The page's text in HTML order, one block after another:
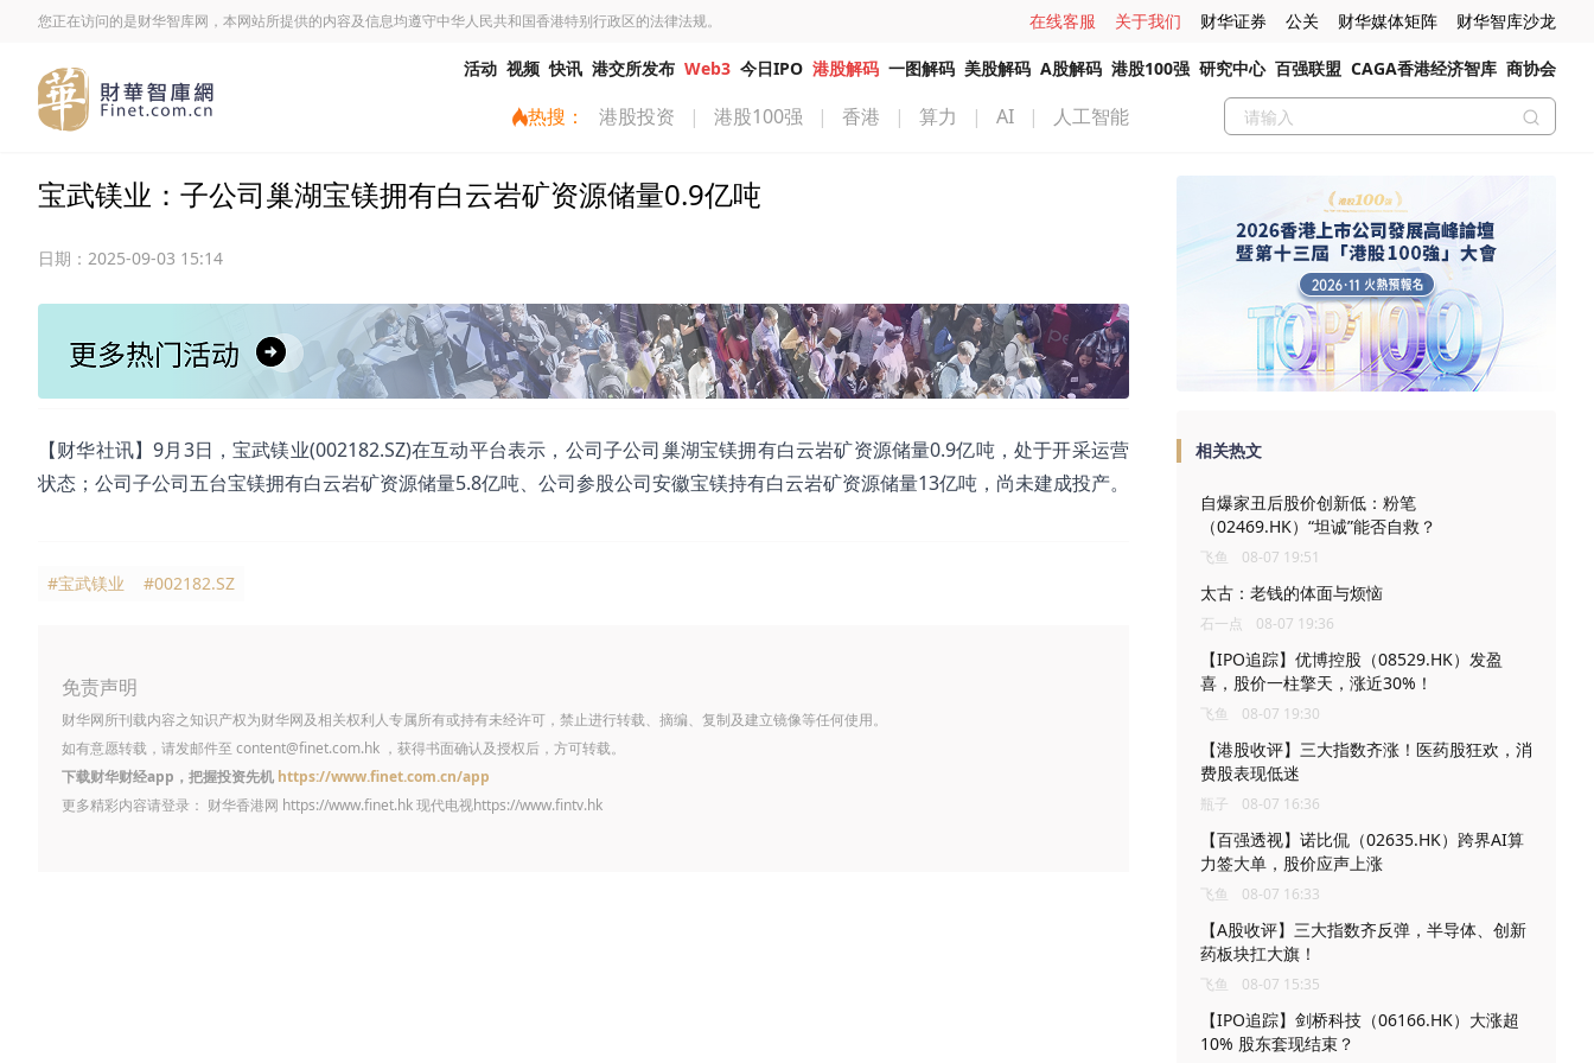
您正在访问的是财华智库网，本网站所提供的内容及信息均遵守中华人民共和国香港特别行政区的法律法规。 在线客服 关于我们 财华证券 公关 财华媒体矩阵 财华智库沙龙
活动 视频 快讯 港交所发布 Web3 今日IPO 港股解码 一图解码 美股解码 A股解码 港股100强 研究中心 百强联盟 CAGA香港经济智库 商协会
热搜： 港股投资 | 港股100强 | 香港 | 算力 | AI | 人工智能
宝武镁业：子公司巢湖宝镁拥有白云岩矿资源储量0.9亿吨
日期： 2025-09-03 15:14
【财华社讯】9月3日，宝武镁业(002182.SZ)在互动平台表示，公司子公司巢湖宝镁拥有白云岩矿资源储量0.9亿吨，处于开采运营
状态；公司子公司五台宝镁拥有白云岩矿资源储量5.8亿吨、公司参股公司安徽宝镁持有白云岩矿资源储量13亿吨，尚未建成投产。
#宝武镁业 #002182.SZ
免责声明
财华网所刊载内容之知识产权为财华网及相关权利人专属所有或持有未经许可，禁止进行转载、摘编、复制及建立镜像等任何使用。
如有意愿转载，请发邮件至 content@finet.com.hk ，获得书面确认及授权后，方可转载。
下载财华财经app，把握投资先机 https://www.finet.com.cn/app
更多精彩内容请登录： 财华香港网 https://www.finet.hk现代电视https://www.fintv.hk
相关热文
自爆家丑后股价创新低：粉笔
（02469.HK）“坦诚”能否自救？
飞鱼 08-07 19:51
太古：老钱的体面与烦恼
石一点 08-07 19:36
【IPO追踪】优博控股（08529.HK）发盈
喜，股价一柱擎天，涨近30%！
飞鱼 08-07 19:30
【港股收评】三大指数齐涨！医药股狂欢，消
费股表现低迷
瓶子 08-07 16:36
【百强透视】诺比侃（02635.HK）跨界AI算
力签大单，股价应声上涨
飞鱼 08-07 16:33
【A股收评】三大指数齐反弹，半导体、创新
药板块扛大旗！
飞鱼 08-07 15:35
【IPO追踪】剑桥科技（06166.HK）大涨超
10% 股东套现结束？